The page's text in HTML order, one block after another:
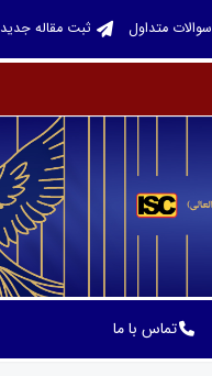
سوالات متداول ثبت مقاله جدید
تماس با ما